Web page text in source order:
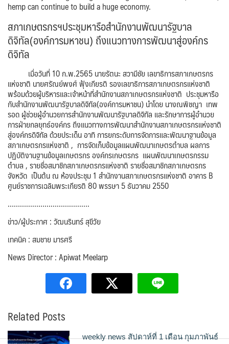
hemp can continue to build a huge economy.
สภาเกษตรกรฯประชุมหารือสำนักงานพัฒนารัฐบาล
ดิจิทัล(องค์การมหาชน) ถึงแนวทางการพัฒนาสู่องค์กร
ดิจิทัล
เมื่อวันที่ 10 ก.พ.2565 นายรัตนะ สวามีชัย เลขาธิการสภาเกษตรกร
แห่งชาติ นายศรัณย์พงศ์ ฟุ้งเกียรติ รองเลขาธิการสภาเกษตรกรแห่งชาติ
พร้อมด้วยผู้บริหารและเจ้าหน้าที่สำนักงานสภาเกษตรกรแห่งชาติ ประชุมหารือ
กับสำนักงานพัฒนารัฐบาลดิจิทัล(องค์การมหาชน) นำโดย นางณพิชญา เทพ
รอด ผู้ช่วยผู้อำนวยการสำนักงานพัฒนารัฐบาลดิจิทัล และรักษาการผู้อำนวย
การฝ่ายกลยุทธ์องค์กร ถึงแนวทางการพัฒนาสำนักงานสภาเกษตรกรแห่งชาติ
สู่องค์กรดิจิทัล ด้วยประเด็น อาทิ การยกระดับการจัดการและพัฒนาฐานข้อมูล
สภาเกษตรกรแห่งชาติ , การจัดเก็บข้อมูลแผนพัฒนาเกษตรตำบล ผลการ
ปฏิบัติงานฐานข้อมูลเกษตรกร องค์กรเกษตรกร แผนพัฒนาเกษตรกรรม
ตำบล , รายชื่อสมาชิกสภาเกษตรกรแห่งชาติ รายชื่อสมาชิกสภาเกษตรกร
จังหวัด เป็นต้น ณ ห้องประชุม 1 สำนักงานสภาเกษตรกรแห่งชาติ อาคาร B
ศูนย์ราชการเฉลิมพระเกียรติ 80 พรรษา 5 ธันวาคม 2550
………………………………….
ข่าว/ผู้ประกาศ : วัฒนรินทร์ สุขีวัย
เทคนิค : สมชาย มารศรี
News Director : Apiwat Meelarp
Related Posts
weekly news สัปดาห์ที่ 1 เดือน กุมภาพันธ์